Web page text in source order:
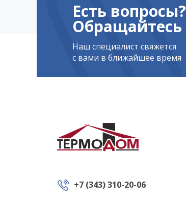
Есть вопросы?
Обращайтесь
Наш специалист свяжется
с вами в ближайшее время
+7 (343) 310-20-06